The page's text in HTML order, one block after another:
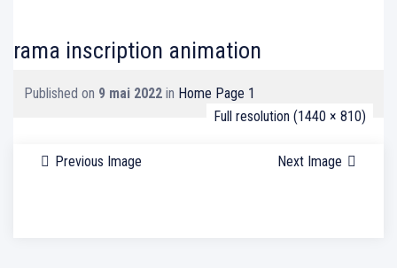
rama inscription animation
Published on 9 mai 2022 in Home Page 1
Full resolution (1440 × 810)
Previous Image Next Image